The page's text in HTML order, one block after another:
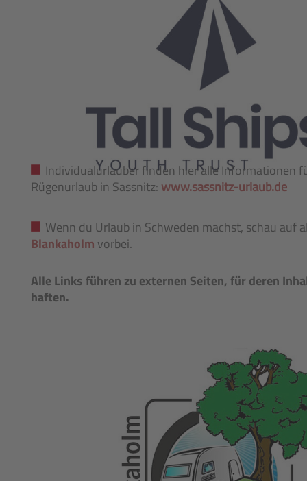
Individualurlauber finden hier alle Informationen
Rügenurlaub in Sassnitz: www.sassnitz-urlaub.de
Wenn du Urlaub in Schweden machst, schau auf
Blankaholm vorbei.
Alle Links führen zu externen Seiten, für deren
haften.